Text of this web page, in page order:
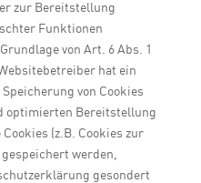
zur Bereitstellung
Funktionen
von Art. 6 Abs. 1
hat ein
von Cookies
optimierten Bereitstellung
(z.B. Cookies zur
werden,
gesondert